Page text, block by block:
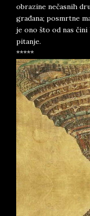
obrazine nečasnih
građana; posmrtne
je ono što od nas čini
pitanje.
*****